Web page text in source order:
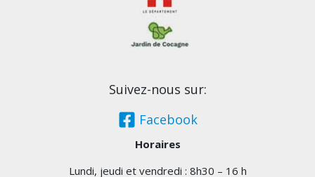
Suivez-nous sur:
Facebook
Horaires
Lundi, jeudi et vendredi : 8h30 – 16 h